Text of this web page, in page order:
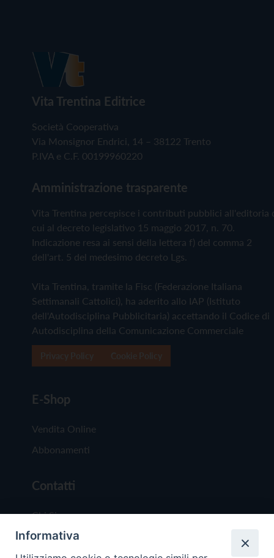
Vita Trentina Editrice
Società Cooperativa
Via Monsignor Endrici, 14 – 38122 Trento
P.IVA e C.F. 00199960220
Amministrazione trasparente
Vita Trentina percepisce i contributi pubblici all'editoria
cui al decreto legislativo 15 maggio 2017, n. 70.
Indicazione resa ai sensi della lettera f) del comma 2
dell'art. 5 del medesimo decreto Lgs.
Vita Trentina, tramite la Fisc (Federazione Italiana
Settimanali Cattolici), ha aderito allo IAP (Istituto
dell'Autodisciplina Pubblicitaria) accettando il Codice di
Autodisciplina della Comunicazione Commerciale
E-Shop
Vendita Online
Abbonamenti
Contatti
Chi Siamo
Redazione
Informativa